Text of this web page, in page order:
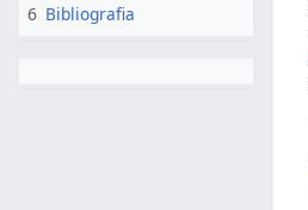
6 Bibliografia